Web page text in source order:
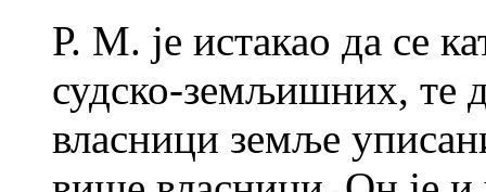
Р. М. је истакао да се
судско-земљишних, те
власници земље